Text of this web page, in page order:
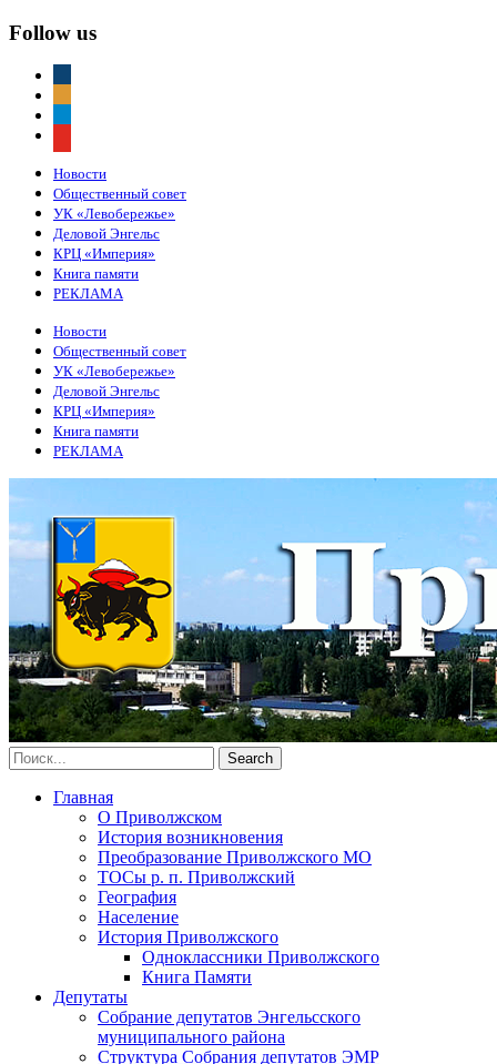
Follow us
Новости
Общественный совет
УК «Левобережье»
Деловой Энгельс
КРЦ «Империя»
Книга памяти
РЕКЛАМА
Новости
Общественный совет
УК «Левобережье»
Деловой Энгельс
КРЦ «Империя»
Книга памяти
РЕКЛАМА
Главная
О Приволжском
История возникновения
Преобразование Приволжского МО
ТОСы р. п. Приволжский
География
Население
История Приволжского
Одноклассники Приволжского
Книга Памяти
Депутаты
Собрание депутатов Энгельсского
муниципального района
Структура Собрания депутатов ЭМР